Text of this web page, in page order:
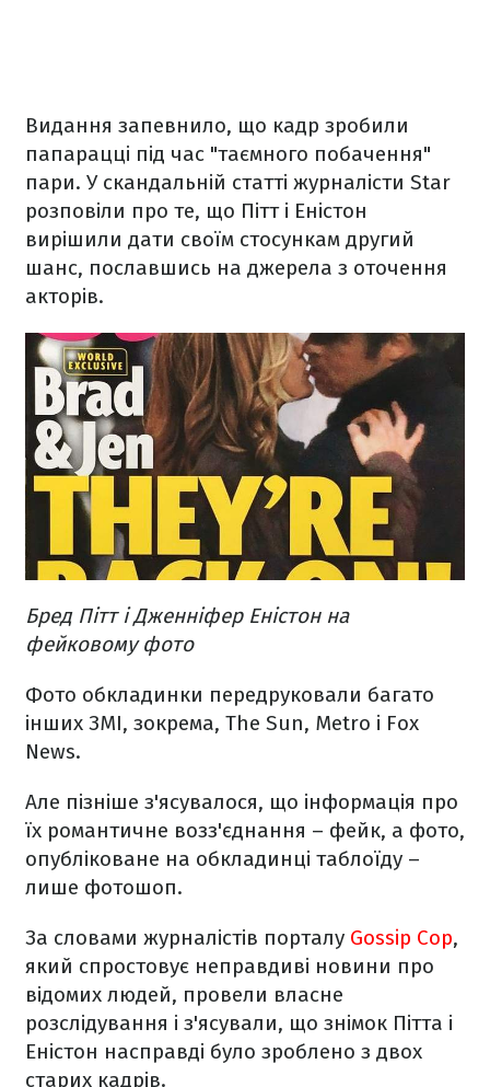
Видання запевнило, що кадр зробили
папарацці під час "таємного побачення"
пари. У скандальній статті журналісти Star
розповіли про те, що Пітт і Еністон
вирішили дати своїм стосункам другий
шанс, пославшись на джерела з оточення
акторів.
Бред Пітт і Дженніфер Еністон на
фейковому фото
Фото обкладинки передруковали багато
інших ЗМІ, зокрема, The Sun, Metro і Fox
News.
Але пізніше з'ясувалося, що інформація про
їх романтичне возз'єднання – фейк, а фото,
опубліковане на обкладинці таблоїду –
лише фотошоп.
За словами журналістів порталу Gossip Cop,
який спростовує неправдиві новини про
відомих людей, провели власне
розслідування і з'ясували, що знімок Пітта і
Еністон насправді було зроблено з двох
старих кадрів.